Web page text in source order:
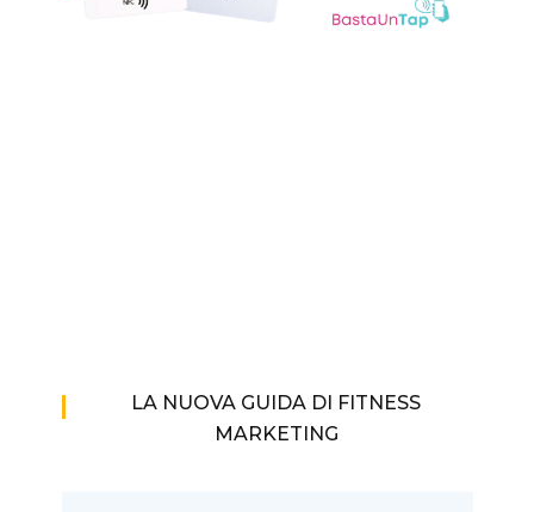
LA NUOVA GUIDA DI FITNESS
MARKETING